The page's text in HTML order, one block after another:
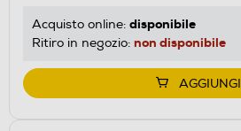
Acquisto online: disponibile
Ritiro in negozio: non disponibile
AGGIUNGI